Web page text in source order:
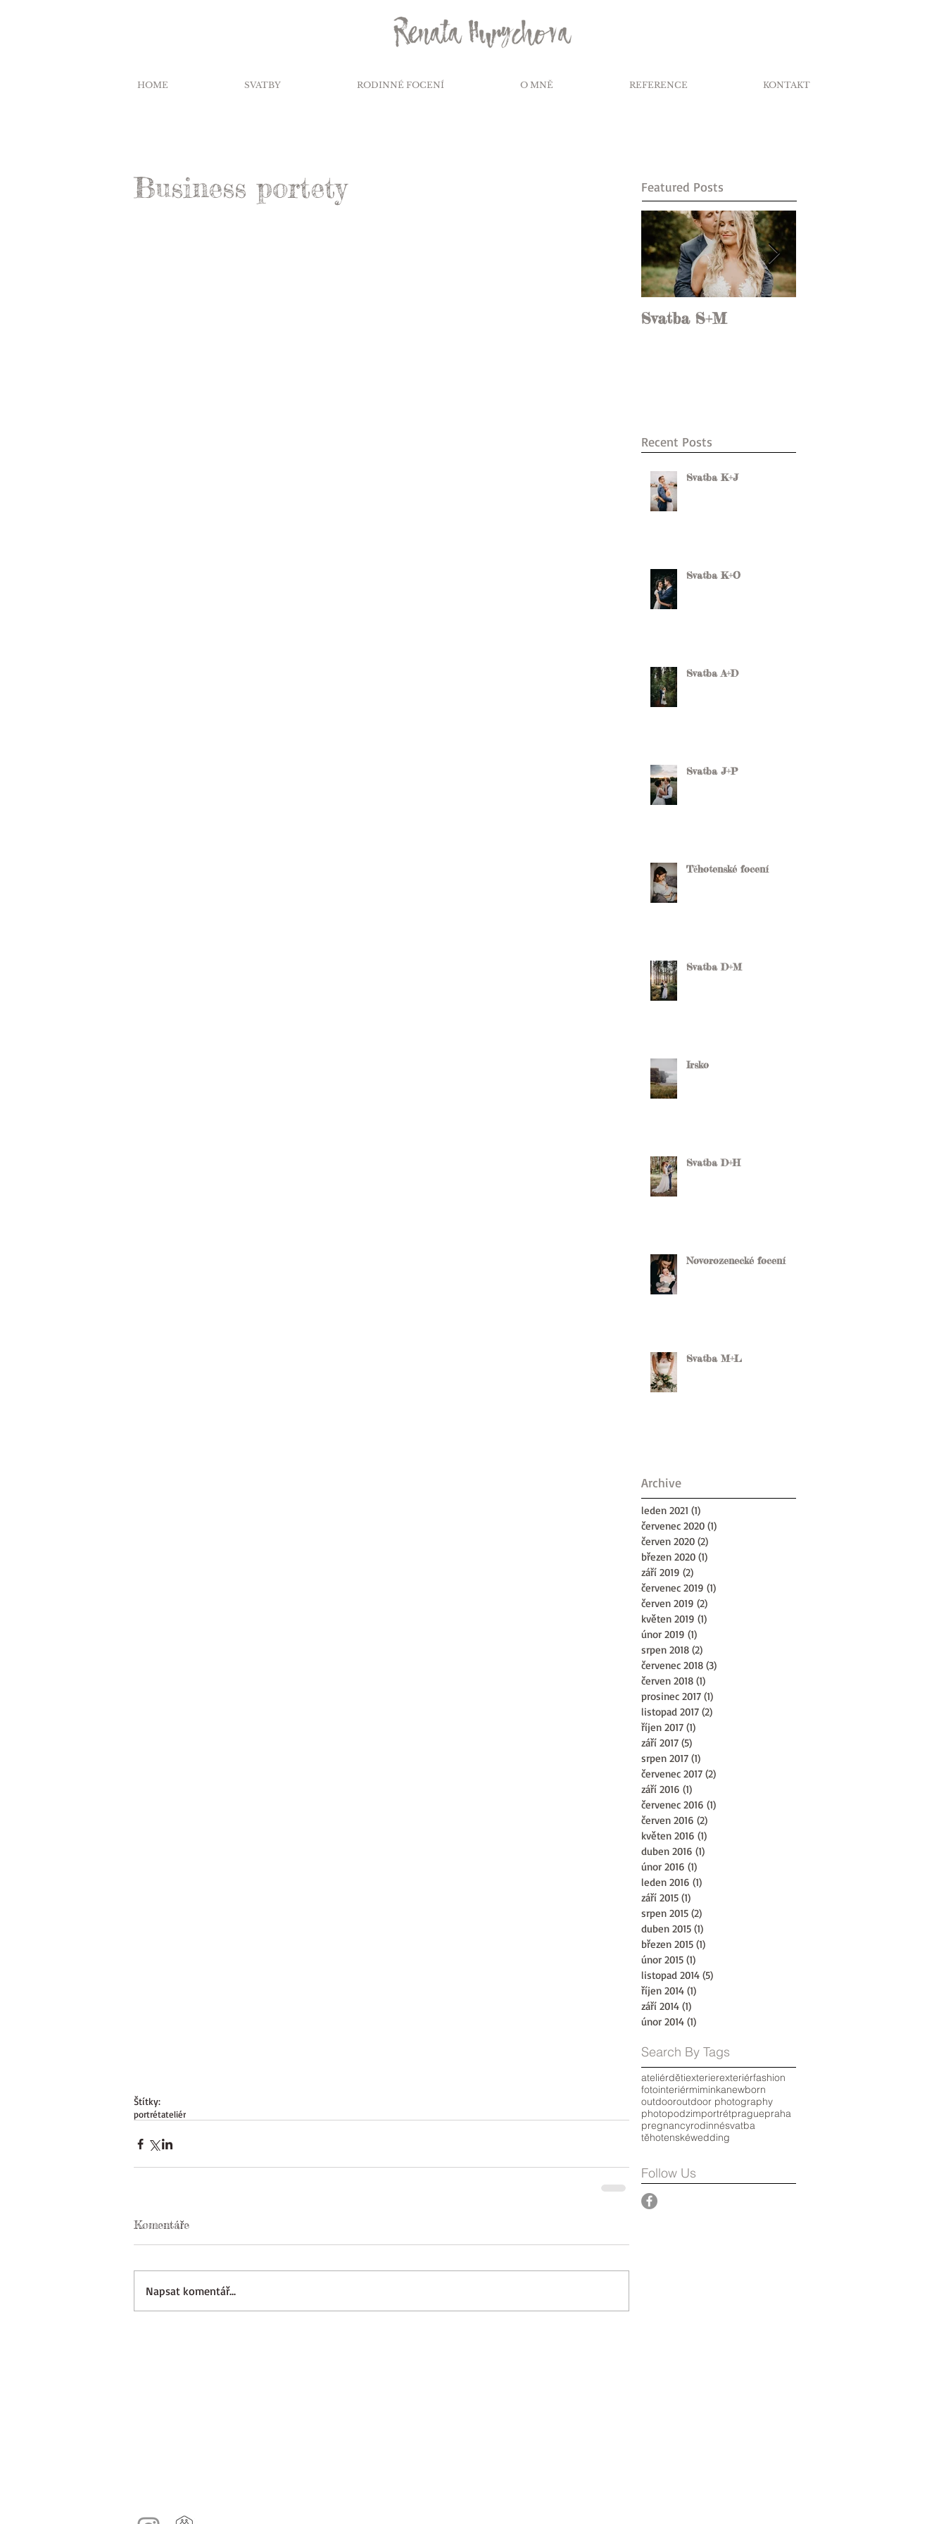
HOME SVATBY RODINNÉ FOCENÍ O MNĚ REFERENCE KONTAKT
Business portety
Štítky:
portrétateliér
Komentáře
Napsat komentář...
Featured Posts
Svatba S+M
Recent Posts
Svatba K+J
Svatba K+O
Svatba A+D
Svatba J+P
Těhotenské focení
Svatba D+M
Irsko
Svatba D+H
Novorozenecké focení
Svatba M+L
Archive
leden 2021 (1)
červenec 2020 (1)
červen 2020 (2)
březen 2020 (1)
září 2019 (2)
červenec 2019 (1)
červen 2019 (2)
květen 2019 (1)
únor 2019 (1)
srpen 2018 (2)
červenec 2018 (3)
červen 2018 (1)
prosinec 2017 (1)
listopad 2017 (2)
říjen 2017 (1)
září 2017 (5)
srpen 2017 (1)
červenec 2017 (2)
září 2016 (1)
červenec 2016 (1)
červen 2016 (2)
květen 2016 (1)
duben 2016 (1)
únor 2016 (1)
leden 2016 (1)
září 2015 (1)
srpen 2015 (2)
duben 2015 (1)
březen 2015 (1)
únor 2015 (1)
listopad 2014 (5)
říjen 2014 (1)
září 2014 (1)
únor 2014 (1)
Search By Tags
ateliérdětiexterierexteriérfashion
fotointeriérmiminkanewborn
outdooroutdoor photography
photopodzimportrétpraguepraha
pregnancyrodinnésvatba
těhotenskéwedding
Follow Us